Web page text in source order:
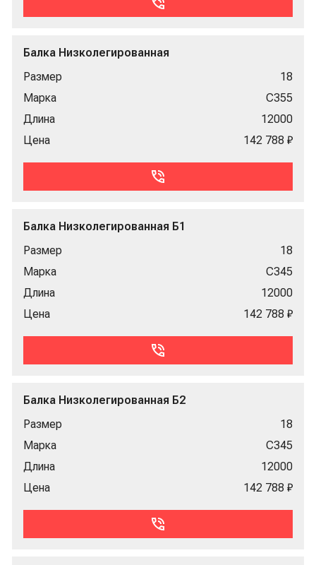
Балка Низколегированная
Размер
18
Марка
С355
Длина
12000
Цена
142 788 ₽
Балка Низколегированная Б1
Размер
18
Марка
С345
Длина
12000
Цена
142 788 ₽
Балка Низколегированная Б2
Размер
18
Марка
С345
Длина
12000
Цена
142 788 ₽